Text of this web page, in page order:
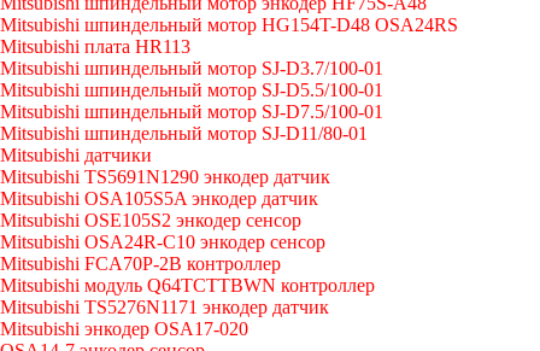
Mitsubishi шпиндельный мотор HG154T-D48 OSA24RS
Mitsubishi плата HR113
Mitsubishi шпиндельный мотор SJ-D3.7/100-01
Mitsubishi шпиндельный мотор SJ-D5.5/100-01
Mitsubishi шпиндельный мотор SJ-D7.5/100-01
Mitsubishi шпиндельный мотор SJ-D11/80-01
Mitsubishi датчики
Mitsubishi TS5691N1290 энкодер датчик
Mitsubishi OSA105S5A энкодер датчик
Mitsubishi OSE105S2 энкодер сенсор
Mitsubishi OSA24R-C10 энкодер сенсор
Mitsubishi FCA70P-2B контроллер
Mitsubishi модуль Q64TCTTBWN контроллер
Mitsubishi TS5276N1171 энкодер датчик
Mitsubishi энкодер OSA17-020